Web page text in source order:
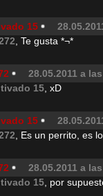
15
, Te gusta *¬*
28.05.2011 a
15 , xD
15
, Es un perrito, es
28.05.2011 a
15 , por